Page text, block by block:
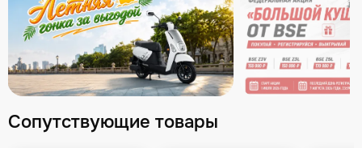
Сопутствующие товары